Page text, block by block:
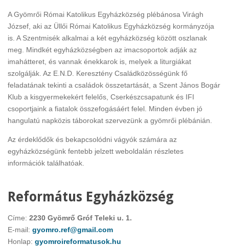
A Gyömrői Római Katolikus Egyházközség plébánosa Virágh
József, aki az Üllői Római Katolikus Egyházközség kormányzója
is. A Szentmisék alkalmai a két egyházközség között oszlanak
meg. Mindkét egyházközségben az imacsoportok adják az
imahátteret, és vannak énekkarok is, melyek a liturgiákat
szolgálják. Az E.N.D. Keresztény Családközösségünk fő
feladatának tekinti a családok összetartását, a Szent János Bogár
Klub a kisgyermekekért felelős, Cserkészcsapatunk és IFI
csoportjaink a fiatalok összefogásáért felel. Minden évben jó
hangulatú napközis táborokat szervezünk a gyömrői plébánián.
Az érdeklődők és bekapcsolódni vágyók számára az
egyházközségünk fentebb jelzett weboldalán részletes
információk találhatóak.
Református Egyházközség
Címe: 2230 Gyömrő Gróf Teleki u. 1.
E-mail: gyomro.ref@gmail.com
Honlap: gyomroireformatusok.hu